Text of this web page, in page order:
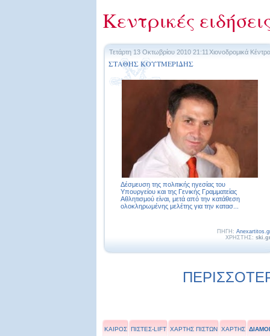
Κεντρικές
Τετάρτη 13 Οκτωβρίου 2010 21:11 Χιονοδρομικά Κέντρα
ΣΤΑΘΗΣ ΚΟΥΤΜΕΡΙΔΗΣ
Δέσμευση της πολιτικής ηγεσίας του
Υπουργείου και της Γενικής Γραμματείας
Αθλητισμού είναι, μετά από την κατάθεση
ολοκληρωμένης μελέτης για την κατασ...
ΠΗΓΗ:
ΧΡΗΣΤΗΣ:
ΚΑΙΡΟΣ ΠΙΣΤΕΣ-LIFT ΧΑΡΤΗΣ ΠΙΣΤΩΝ ΧΑΡΤΗΣ